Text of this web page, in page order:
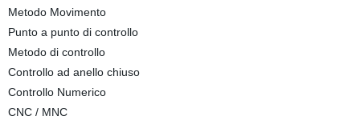
Metodo Movimento
Punto a punto di controllo
Metodo di controllo
Controllo ad anello chiuso
Controllo Numerico
CNC / MNC